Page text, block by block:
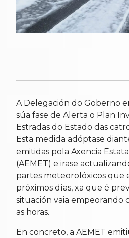
A Delegación do Goberno
súa fase de Alerta o Plan
Estradas do Estado das
Esta medida adóptase
emitidas pola Axencia
(AEMET) e irase
partes meteorolóxicos que
próximos días, xa que é
situación vaia empeorando
as horas.
En concreto, a AEMET